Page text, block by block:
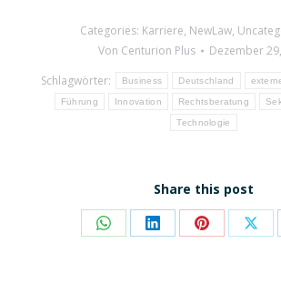
Categories: Karriere, NewLaw,
Von Centurion Plus
Dezember
Schlagwörter:
Business Deutschland
Führung Innovation Rechtsberatung
Technologie
Share this post
Share Share Share